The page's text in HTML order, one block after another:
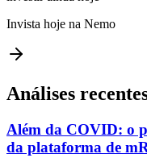
Invista hoje na Nemo
Análises
Além da COVID: o
da plataforma de